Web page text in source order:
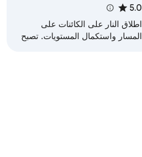
5.0
اطلاق النار على الكائنات على
المسار واستكمال المستويات. تصبح